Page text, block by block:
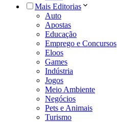
Mais Editorias
Auto
Apostas
Educação
Emprego e Concursos
Eloos
Games
Indústria
Jogos
Meio Ambiente
Negócios
Pets e Animais
Turismo